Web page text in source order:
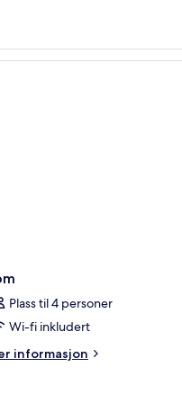
Plass til 4 personer
Wi-fi inkludert
informasjon